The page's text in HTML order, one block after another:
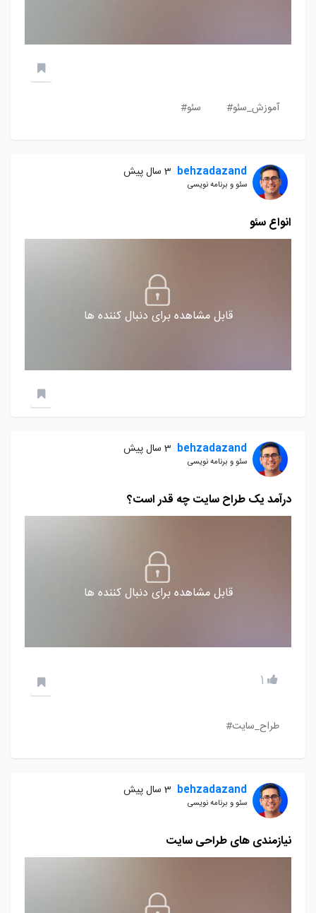
آموزش_سئو# سئو#
behzadazand 3 سال پیش
سئو و برنامه نویسی
انواع سئو
قابل مشاهده برای دنبال کننده ها
behzadazand 3 سال پیش
سئو و برنامه نویسی
درآمد یک طراح سایت چه قدر است؟
قابل مشاهده برای دنبال کننده ها
1
طراح_سایت#
behzadazand 3 سال پیش
سئو و برنامه نویسی
نیازمندی های طراحی سایت